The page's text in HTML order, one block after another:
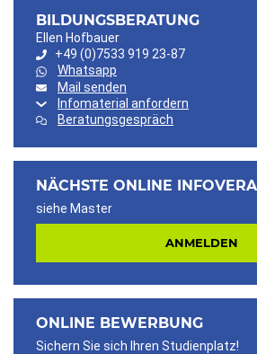
BILDUNGSBERATUNG
Ellen Hofbauer
+49 (0)7533 919 23-87
Whatsapp
Mail senden
Infomaterial anfordern
Beratungsgespräch
NÄCHSTE ONLINE
siehe Master
ANMELDEN
ONLINE BEWERBUNG
Sichern Sie sich Ihren Studienplatz!